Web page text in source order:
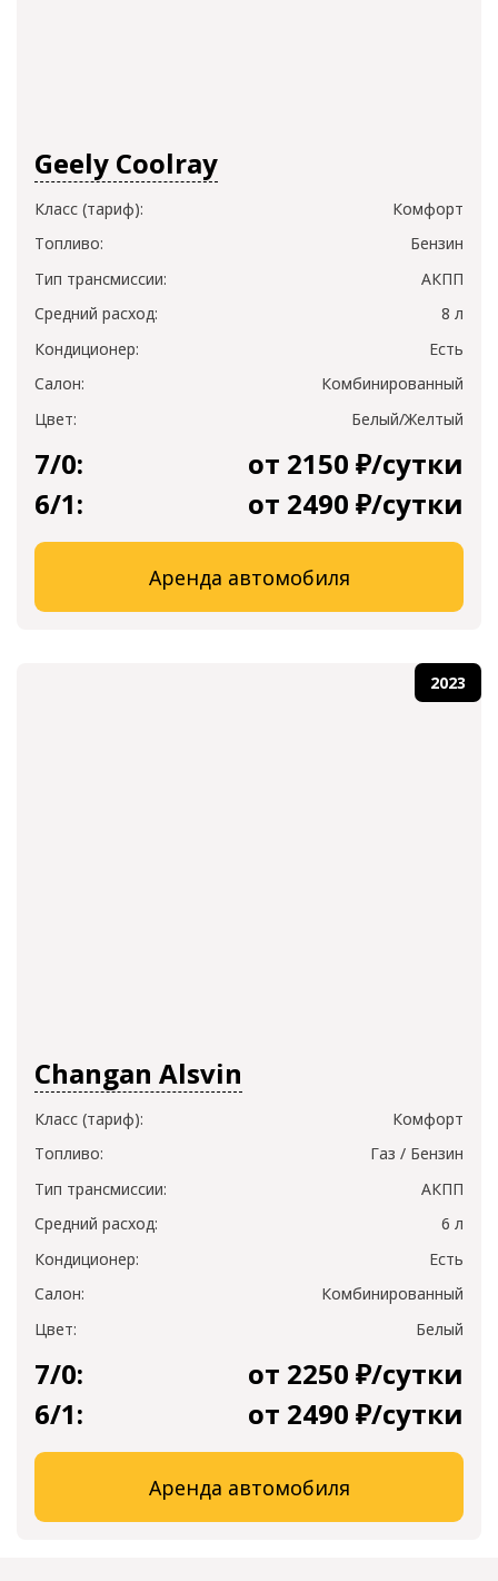
Geely Coolray
Класс (тариф):
Комфорт
Топливо:
Бензин
Тип трансмиссии:
АКПП
Средний расход:
8 л
Кондиционер:
Есть
Салон:
Комбинированный
Цвет:
Белый/Желтый
7/0:
от 2150 ₽/сутки
6/1:
от 2490 ₽/сутки
Аренда автомобиля
2023
Changan Alsvin
Класс (тариф):
Комфорт
Топливо:
Газ / Бензин
Тип трансмиссии:
АКПП
Средний расход:
6 л
Кондиционер:
Есть
Салон:
Комбинированный
Цвет:
Белый
7/0:
от 2250 ₽/сутки
6/1:
от 2490 ₽/сутки
Аренда автомобиля